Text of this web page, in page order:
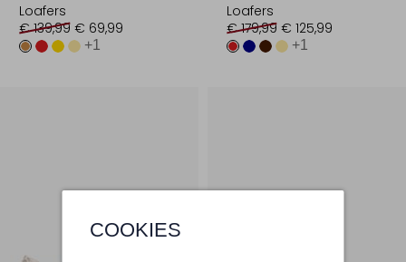
COOKIES
Loafers
€ 139,99 € 69,99
+1
Loafers
€ 179,99 € 125,99
+1